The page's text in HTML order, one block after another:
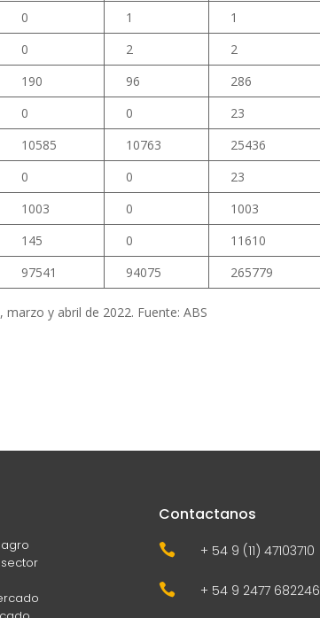
0 1
1
0 2
2
190 96
286
0 0
23
10585 10763
25436
0 0
23
1003 0
1003
145 0
11610
97541 94075 265779
y abril de 2022. Fuente: ABS
Contactanos
 + 54 9 (11) 47103710
 + 54 9 2477 682246